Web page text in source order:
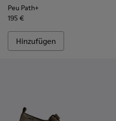
Peu Path+
195 €
Hinzufügen